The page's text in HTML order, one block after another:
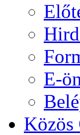
E-
Közös